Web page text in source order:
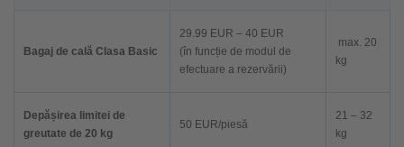
Bagaj de cală Clasa Basic
29.99 EUR – 40 EUR
(în funcție de modul de
efectuare a rezervării)
max. 20
kg
Depășirea limitei de
greutate de 20 kg
50 EUR/piesă
21 – 32
kg